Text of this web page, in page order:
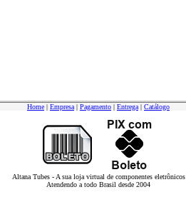
Home | Empresa | Pagamento | Entrega | Catálogo
Altana Tubes - A sua loja virtual de componentes eletrônicos
Atendendo a todo Brasil desde 2004